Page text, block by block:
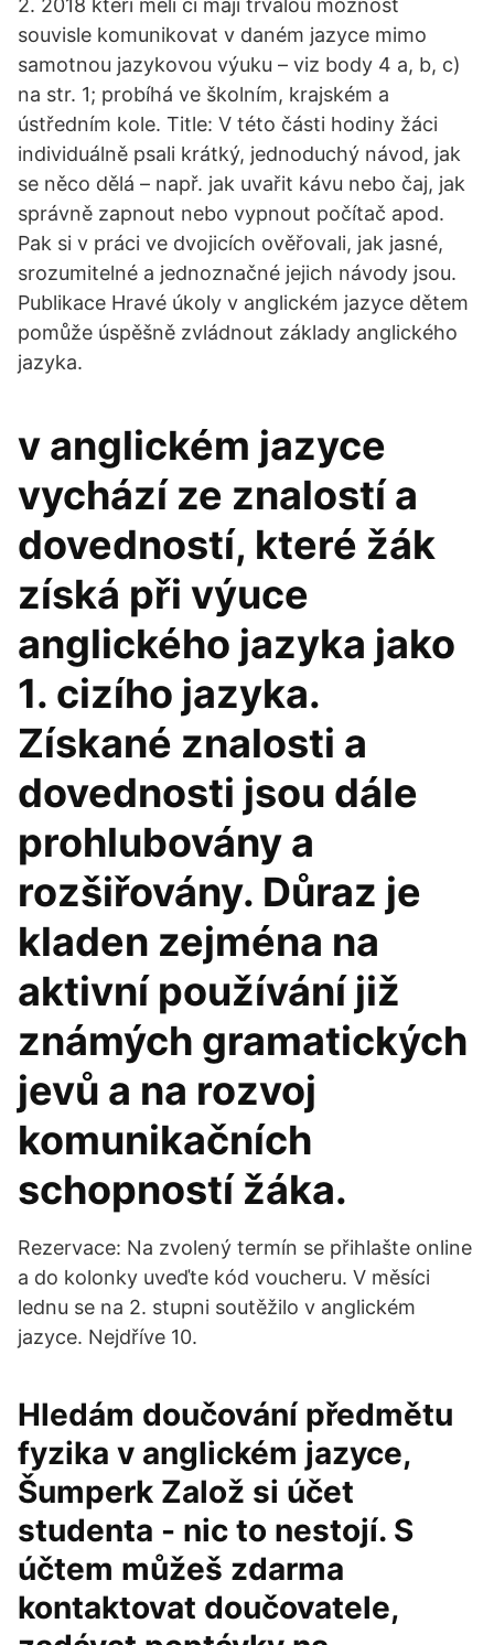
2. 2018 kteří měli či mají trvalou možnost
souvisle komunikovat v daném jazyce mimo
samotnou jazykovou výuku – viz body 4 a, b, c)
na str. 1; probíhá ve školním, krajském a
ústředním kole. Title: V této části hodiny žáci
individuálně psali krátký, jednoduchý návod, jak
se něco dělá – např. jak uvařit kávu nebo čaj, jak
správně zapnout nebo vypnout počítač apod.
Pak si v práci ve dvojicích ověřovali, jak jasné,
srozumitelné a jednoznačné jejich návody jsou.
Publikace Hravé úkoly v anglickém jazyce dětem
pomůže úspěšně zvládnout základy anglického
jazyka.
v anglickém jazyce
vychází ze znalostí a
dovedností, které žák
získá při výuce
anglického jazyka jako
1. cizího jazyka.
Získané znalosti a
dovednosti jsou dále
prohlubovány a
rozšiřovány. Důraz je
kladen zejména na
aktivní používání již
známých gramatických
jevů a na rozvoj
komunikačních
schopností žáka.
Rezervace: Na zvolený termín se přihlašte online
a do kolonky uveďte kód voucheru. V měsíci
lednu se na 2. stupni soutěžilo v anglickém
jazyce. Nejdříve 10.
Hledám doučování předmětu
fyzika v anglickém jazyce,
Šumperk Založ si účet
studenta - nic to nestojí. S
účtem můžeš zdarma
kontaktovat doučovatele,